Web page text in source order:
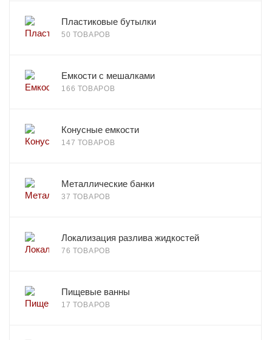
Пластиковые бутылки
50 ТОВАРОВ
Емкости с мешалками
166 ТОВАРОВ
Конусные емкости
147 ТОВАРОВ
Металлические банки
37 ТОВАРОВ
Локализация разлива жидкостей
76 ТОВАРОВ
Пищевые ванны
17 ТОВАРОВ